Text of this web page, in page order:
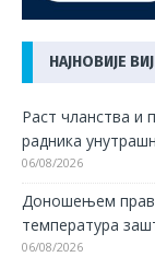
НАЈНОВИЈЕ
Раст чланства и
радника
06/08/2026
Доношењем
температура
06/08/2026